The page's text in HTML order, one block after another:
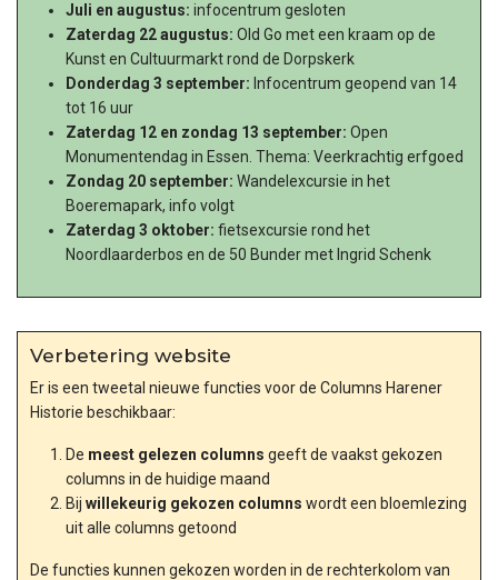
Juli en augustus: infocentrum gesloten
Zaterdag 22 augustus: Old Go met een kraam op de
Kunst en Cultuurmarkt rond de Dorpskerk
Donderdag 3 september: Infocentrum geopend van 14
tot 16 uur
Zaterdag 12 en zondag 13 september: Open
Monumentendag in Essen. Thema: Veerkrachtig erfgoed
Zondag 20 september: Wandelexcursie in het
Boeremapark, info volgt
Zaterdag 3 oktober: fietsexcursie rond het
Noordlaarderbos en de 50 Bunder met Ingrid Schenk
Verbetering website
Er is een tweetal nieuwe functies voor de Columns Harener
Historie beschikbaar:
De meest gelezen columns geeft de vaakst gekozen
columns in de huidige maand
Bij willekeurig gekozen columns wordt een bloemlezing
uit alle columns getoond
De functies kunnen gekozen worden in de rechterkolom van